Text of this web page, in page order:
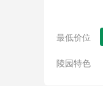
最低价位
陵园特色